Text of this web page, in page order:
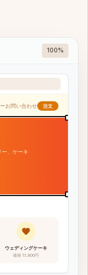
100%
お問い合わせ 注文
、ケーキ
ウェディングケーキ
価格 13,800円